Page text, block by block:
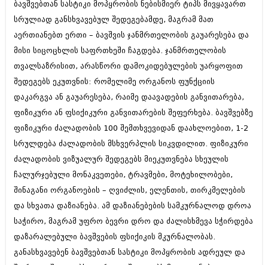
იანვარი 2016 (206)
დეკემბერი 2015 (207)
ოქტომბერი 2015 (204)
სექტემბერი 2015 (215)
აგვისტო 2015 (286)
ივლისი 2015 (173)
ივნისი 2015 (261)
მაისი 2015 (194)
აპრილი 2015 (208)
მარტი 2015 (365)
იანვარი 2015 (247)
დეკემბერი 2014 (342)
ნოემბერი 2014 (290)
სექტემბერი 2014 (394)
აგვისტო 2014 (248)
ივლისი 2014 (313)
ივნისი 2014 (366)
მაისი 2014 (313)
აპრილი 2014 (290)
ბავშვებთან სასტიკი მოპყრობის ნებისმიერ ტიპს მივყავართ
სრულიად განსხვავებულ შედეგებამდე, მაგრამ მათ
აერთიანებთ ერთი – ბავშვის ჯანმრთელობის გაუარესება და
მისი სიცოცხლის საფრთხეში ჩაგდება. ჯანმრთელობის
თვალსაზრისით, არასწორი დამოკიდებულების უარყოფით
შედეგებს ეკუთვნის: რომელიმე ორგანოს ფუნქციის
დაკარგვა ან გაუარესება, რაიმე დაავადების განვითარება,
ფიზიკური ან ფსიქიკური განვითარების შეფერხება. ბავშვებზე
ფიზიკური ძალადობის 100 შემთხვევიდან დაახლოებით, 1-2
სრულდება ძალადობის მსხვერპლის სიკვდილით. ფიზიკური
ძალადობის ვიზუალურ შედეგებს მიეკუთვნება სხეულის
ჩალურჯებული მონაკვეთები, ტრავმები, მოტეხილობები,
შინაგანი ორგანოების – ღვიძლის, ელენთის, თირკმელების
და სხვათა დაზიანება. ამ დაზიანებების სამკურნალოდ დროა
საჭირო, მაგრამ უფრო ბევრი დრო და ძალისხმევა სჭირდება
დაზარალებული ბავშვების ფსიქიკის მკურნალობას.
განასხვავებენ ბავშვებთან სასტიკი მოპყრობის ადრეულ და